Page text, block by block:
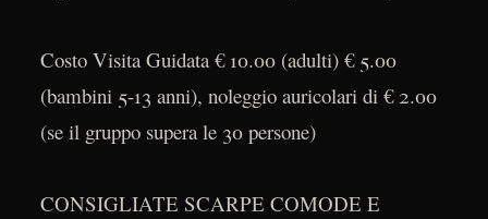
Costo Visita Guidata € 10.00 (adulti) € 5.00
(bambini 5-13 anni), noleggio auricolari di € 2.00
(se il gruppo supera le 30 persone)
CONSIGLIATE SCARPE COMODE E